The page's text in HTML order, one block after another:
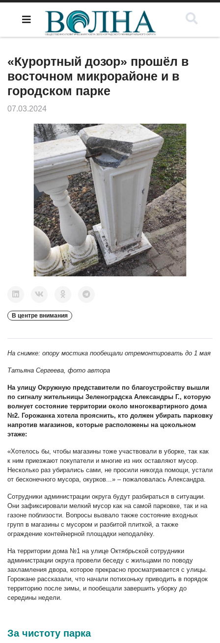
«Курортный дозор» прошёл в
восточном микрорайоне и в
городском парке
07.03.2024
В центре внимания
На снимке: опору мостика пообещали отремонтировать до 1 мая
Татьяна Сергеева, фото автора
На улицу Окружную представители по благоустройству вышли
по сигналу жительницы Зеленоградска Александры Г., которую
волнует состояние территории около многоквартирного дома
№2. Горожанка хотела прояснить, кто должен убирать парковку
напротив магазинов, которые расположены на цокольном
этаже:
«Хотелось бы, чтобы магазины тоже участвовали в уборке, так как
к ним приезжают покупатели и многие из них оставляют мусор.
Несколько раз убирались сами, не просили никогда помощи, устали
от бесконечного мусора, окурков...» – пожаловалась Александра.
Сотрудники администрации округа будут разбираться в ситуации.
Они зафиксировали мелкий мусор как на самой парковке, так и на
газоне поблизости. Вопросы вызвало также состояние входных
групп в магазины с мусором и разбитой плиткой, а также
ограждение контейнерной площадки неподалёку.
На территории дома №1 на улице Октябрьской сотрудники
администрации округа провели беседу с жильцами по поводу
захламления двора, которое прекрасно просматривается с улицы.
Горожане рассказали, что начали потихоньку приводить в порядок
территорию после зимы, и пообещали завершить уборку до
середины недели.
За чистоту парка